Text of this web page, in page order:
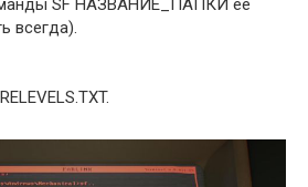
SF НАЗВАНИЕ_ПАПКИ ее
всегда).